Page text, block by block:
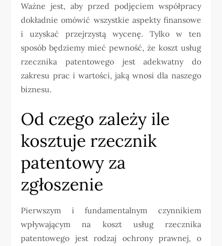
Ważne jest, aby przed podjęciem współpracy
dokładnie omówić wszystkie aspekty finansowe
i uzyskać przejrzystą wycenę. Tylko w ten
sposób będziemy mieć pewność, że koszt usług
rzecznika patentowego jest adekwatny do
zakresu prac i wartości, jaką wnosi dla naszego
biznesu.
Od czego zależy ile
kosztuje rzecznik
patentowy za
zgłoszenie
Pierwszym i fundamentalnym czynnikiem
wpływającym na koszt usług rzecznika
patentowego jest rodzaj ochrony prawnej, o